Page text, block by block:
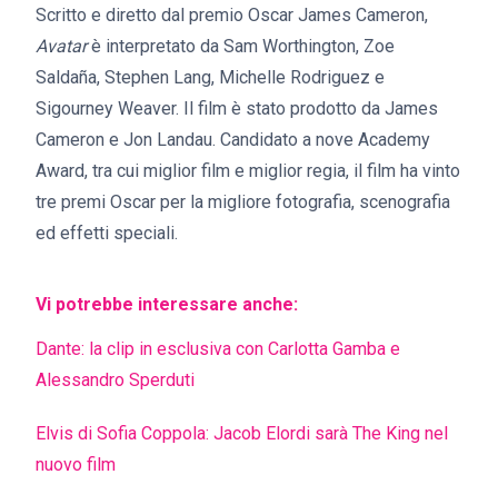
Scritto e diretto dal premio Oscar James Cameron,
Avatarè interpretato da Sam Worthington, Zoe
Saldaña, Stephen Lang, Michelle Rodriguez e
Sigourney Weaver. Il film è stato prodotto da James
Cameron e Jon Landau. Candidato a nove Academy
Award, tra cui miglior film e miglior regia, il film ha vinto
tre premi Oscar per la migliore fotografia, scenografia
ed effetti speciali.
Vi potrebbe interessare anche:
Dante: la clip in esclusiva con Carlotta Gamba e
Alessandro Sperduti
Elvis di Sofia Coppola: Jacob Elordi sarà The King nel
nuovo film